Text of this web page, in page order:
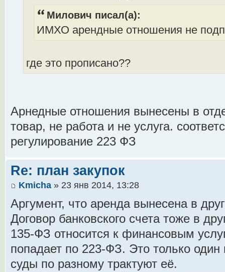
Милович писал(а):
ИМХО арендные отношения не
где это прописано??
Арнедные отношения вынесены в
товар, не работа и не услуга.
регулирование 223 ФЗ
Re: план закупок
Kmicha » 23 янв 2014, 13:28
Аргумент, что аренда вынесена в
Договор банковского счета тоже в
135-ФЗ относится к финансовым
попадает по 223-ФЗ. Это только
суды по разному трактуют её.